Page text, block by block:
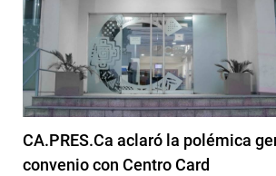
CA.PRES.Ca aclaró la polémica
convenio con Centro Card